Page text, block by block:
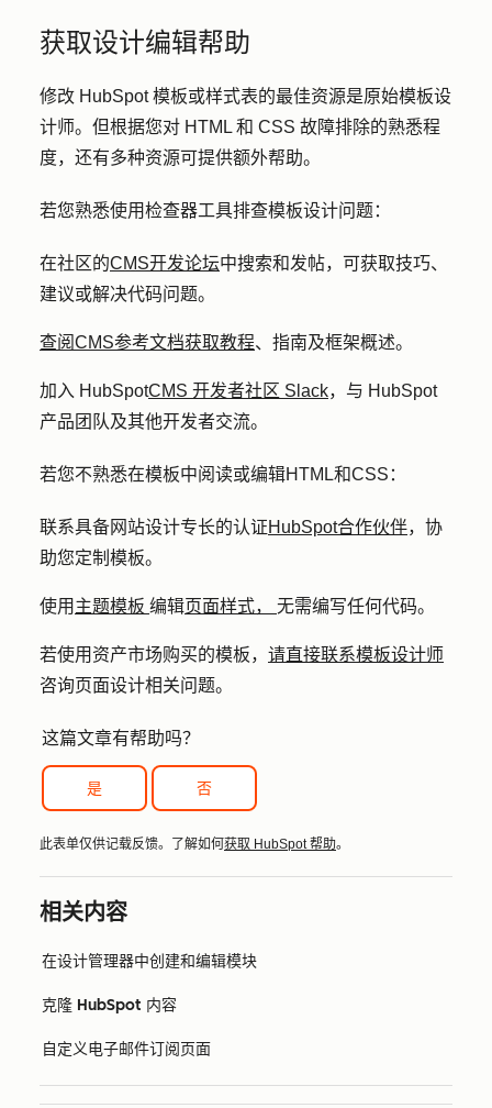
获取设计编辑帮助
修改 HubSpot 模板或样式表的最佳资源是原始模板设
计师。但根据您对 HTML 和 CSS 故障排除的熟悉程
度，还有多种资源可提供额外帮助。
若您熟悉使用检查器工具排查模板设计问题：
在社区的CMS开发论坛中搜索和发帖，可获取技巧、
建议或解决代码问题。
查阅CMS参考文档获取教程、指南及框架概述。
加入 HubSpotCMS 开发者社区 Slack，与 HubSpot
产品团队及其他开发者交流。
若您不熟悉在模板中阅读或编辑HTML和CSS：
联系具备网站设计专长的认证HubSpot合作伙伴，协
助您定制模板。
使用 主题模板 编辑页面样式， 无需编写任何代码。
若使用资产市场购买的模板， 请直接联系模板设计师
咨询页面设计相关问题。
这篇文章有帮助吗？
是 否
此表单仅供记载反馈。了解如何 获取 HubSpot 帮助。
相关内容
在设计管理器中创建和编辑模块
克隆 HubSpot 内容
自定义电子邮件订阅页面